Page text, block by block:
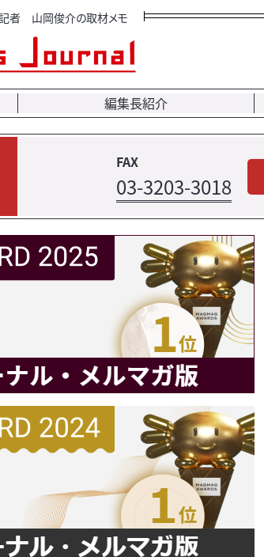
記者 山岡俊介の取材メモ
編集長紹介
FAX
03-3203-3018